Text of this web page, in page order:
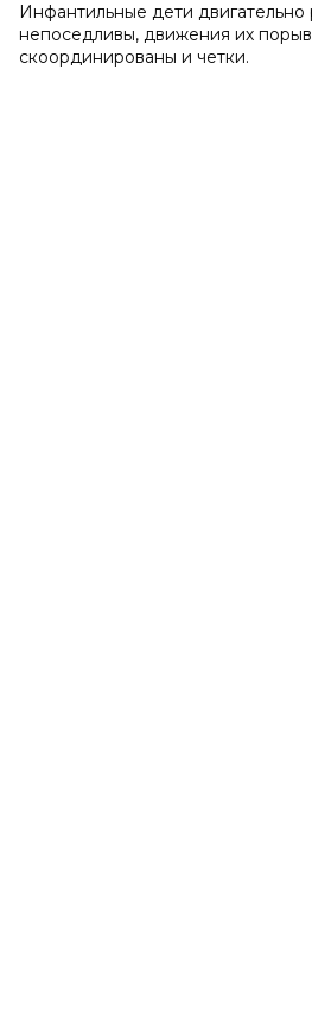
Инфантильные дети
непоседливы, движения их
скоординированы и четки.